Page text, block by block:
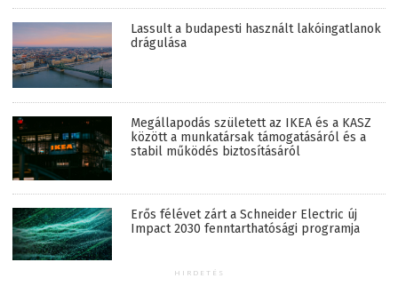
Lassult a budapesti használt lakóingatlanok
drágulása
Megállapodás született az IKEA és a KASZ
között a munkatársak támogatásáról és a
stabil működés biztosításáról
Erős félévet zárt a Schneider Electric új
Impact 2030 fenntarthatósági programja
HIRDETÉS